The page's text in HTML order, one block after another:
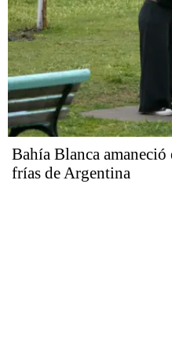
Bahía Blanca amaneció
frías de Argentina